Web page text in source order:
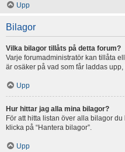
Upp
Bilagor
Vilka bilagor tillåts på detta forum?
Varje forumadministratör kan tillåta
är osäker på vad som får laddas
Upp
Hur hittar jag alla mina bilagor?
För att hitta listan över alla bilagor
klicka på “Hantera bilagor”.
Upp